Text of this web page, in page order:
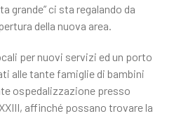
grande” ci sta regalando da
della nuova area.
per nuovi servizi ed un porto
alle tante famiglie di bambini
ospedalizzazione presso
affinché possano trovare la